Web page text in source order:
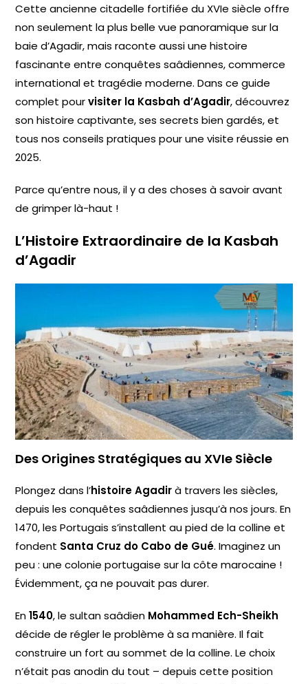
Cette ancienne citadelle fortifiée du XVIe siècle offre
non seulement la plus belle vue panoramique sur la
baie d’Agadir, mais raconte aussi une histoire
fascinante entre conquêtes saâdiennes, commerce
international et tragédie moderne. Dans ce guide
complet pourvisiter la Kasbah d’Agadir, découvrez
son histoire captivante, ses secrets bien gardés, et
tous nos conseils pratiques pour une visite réussie en
2025.
Parce qu’entre nous, il y a des choses à savoir avant
de grimper là-haut !
L’Histoire Extraordinaire de la Kasbah
d’Agadir
Des Origines Stratégiques au XVIe Siècle
Plongez dans l’histoire Agadirà travers les siècles,
depuis les conquêtes saâdiennes jusqu’à nos jours. En
1470, les Portugais s’installent au pied de la colline et
fondent Santa Cruz do Cabo de Gué. Imaginez un
peu : une colonie portugaise sur la côte marocaine !
Évidemment, ça ne pouvait pas durer.
En1540, le sultan saâdien Mohammed Ech-Sheikh
décide de régler le problème à sa manière. Il fait
construire un fort au sommet de la colline. Le choix
n’était pas anodin du tout – depuis cette position